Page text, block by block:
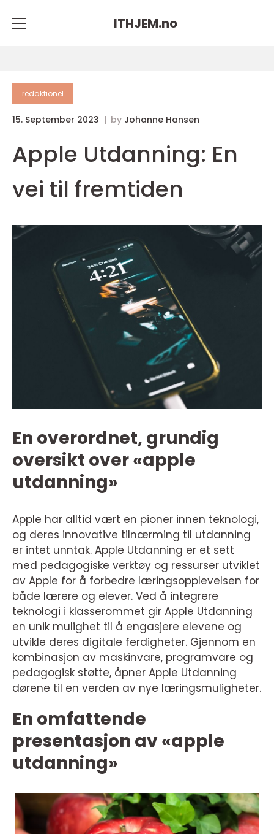
ITHJEM.no
redaktionel
15. September 2023 by Johanne Hansen
Apple Utdanning: En
vei til fremtiden
En overordnet, grundig
oversikt over «apple
utdanning»
Apple har alltid vært en pioner innen teknologi,
og deres innovative tilnærming til utdanning
er intet unntak. Apple Utdanning er et sett
med pedagogiske verktøy og ressurser utviklet
av Apple for å forbedre læringsopplevelsen for
både lærere og elever. Ved å integrere
teknologi i klasserommet gir Apple Utdanning
en unik mulighet til å engasjere elevene og
utvikle deres digitale ferdigheter. Gjennom en
kombinasjon av maskinvare, programvare og
pedagogisk støtte, åpner Apple Utdanning
dørene til en verden av nye læringsmuligheter.
En omfattende
presentasjon av «apple
utdanning»